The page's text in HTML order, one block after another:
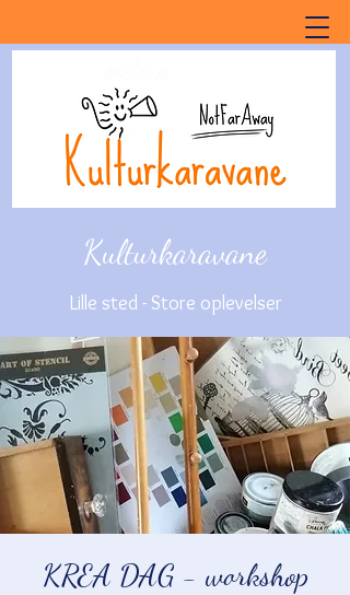
Kulturkaravane
Lille sted - Store oplevelser
KREA DAG - workshop